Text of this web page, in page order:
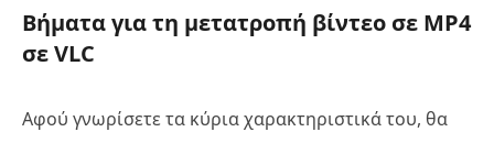
Βήματα για τη μετατροπή βίντεο σε MP4
σε VLC
Αφού γνωρίσετε τα κύρια χαρακτηριστικά του, θα